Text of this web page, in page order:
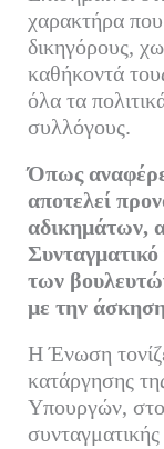
χαρακτήρα που
δικηγόρους,
καθήκοντά
όλα τα
συλλόγους.
Όπως
αποτελεί
αδικημάτων,
των
με την
Η Ένωση
κατάργησης
Υπουργών, στο